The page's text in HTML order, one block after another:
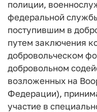
полиции,
федеральной
поступившим в
путем заключения
добровольческом
добровольном
возложенных на
Федерации),
участие в